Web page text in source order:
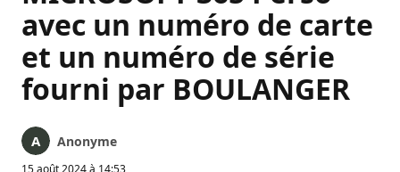
avec un numéro de carte
et un numéro de série
fourni par BOULANGER
Anonyme
15 août 2024 à 14:53